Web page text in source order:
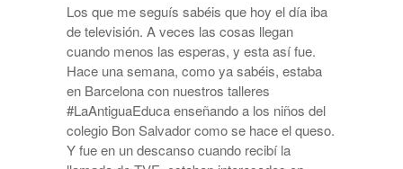
Los que me seguís sabéis que hoy el día iba
de televisión. A veces las cosas llegan
cuando menos las esperas, y esta así fue.
Hace una semana, como ya sabéis, estaba
en Barcelona con nuestros talleres
#LaAntiguaEduca enseñando a los niños del
colegio Bon Salvador como se hace el queso.
Y fue en un descanso cuando recibí la